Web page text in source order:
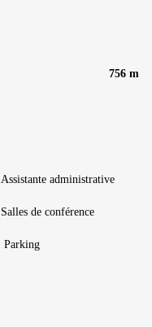
756 m
Assistante administrative
Salles de conférence
Parking